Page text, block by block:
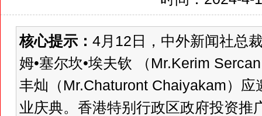
核心提示： 4月12日，中外新闻社总
姆•塞尔坎•埃夫钦 （Mr.Kerim
丰灿（Mr.Chaturont Chaiyakam）
业庆典。香港特别行政区政府投资推